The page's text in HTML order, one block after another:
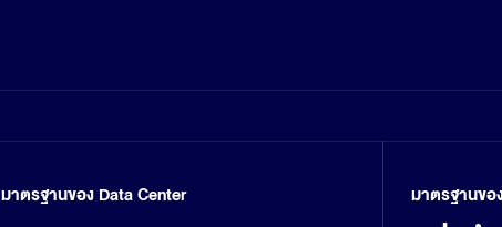
มาตรฐานของ Data Center
มาตรฐานขอ